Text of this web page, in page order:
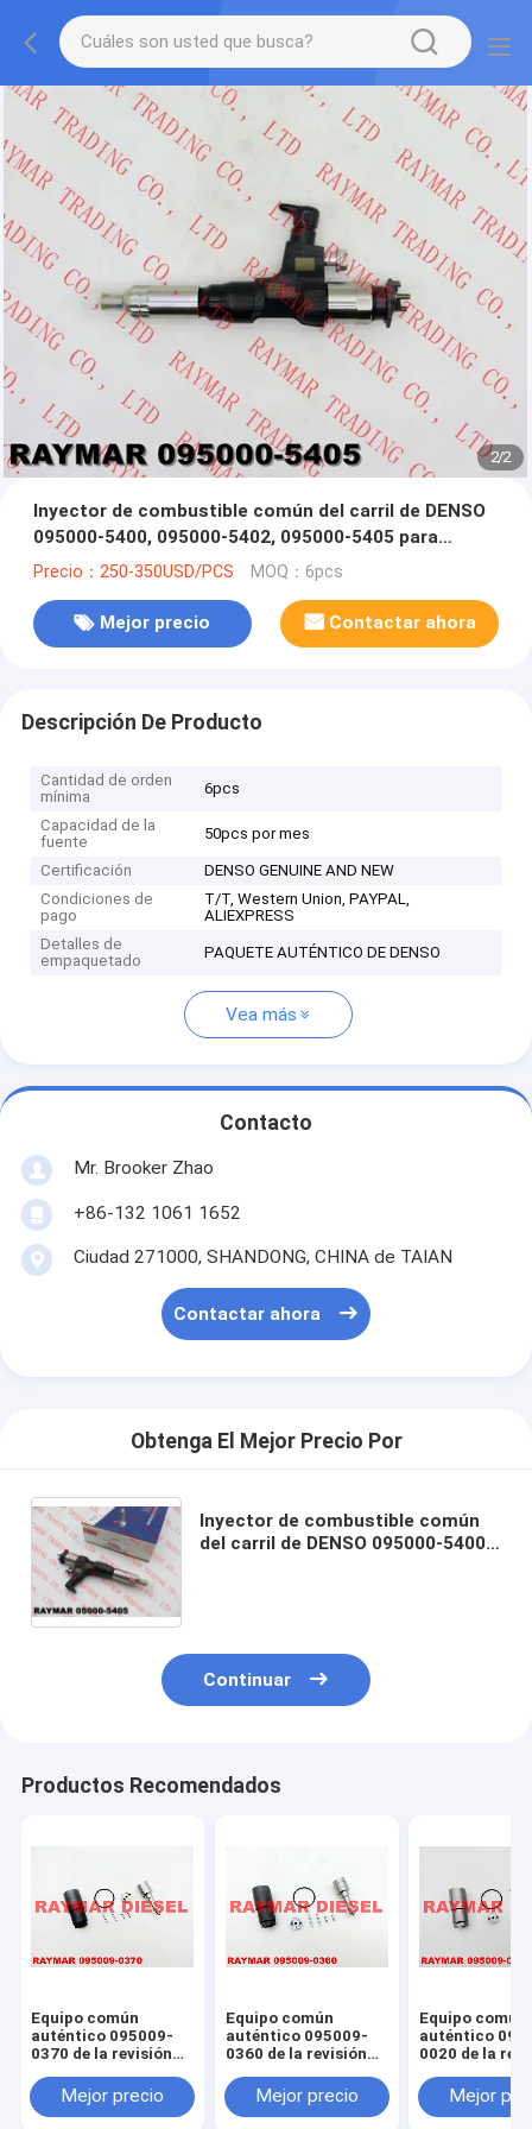
2/2
Inyector de combustible común del carril de DENSO
095000-5400, 095000-5402, 095000-5405 para
TOYOTA S05C, S05D 23670-78051, 23670-78052
Precio：250-350USD/PCS MOQ：6pcs
Mejor precio Contactar ahora
Descripción De Producto
Cantidad de orden
mínima
6pcs
Capacidad de la
fuente
50pcs por mes
Certificación
DENSO GENUINE AND NEW
Condiciones de
pago
T/T, Western Union, PAYPAL,
ALIEXPRESS
Detalles de
empaquetado
PAQUETE AUTÉNTICO DE DENSO
Vea más
Contacto
Mr. Brooker Zhao
+86-132 1061 1652
Ciudad 271000, SHANDONG, CHINA de TAIAN
Contactar ahora
Obtenga El Mejor Precio Por
Inyector de combustible común
del carril de DENSO 095000-5400,
Continuar
Productos Recomendados
Equipo común
auténtico 095009-
0370 de la revisión
combustible del
carril de DENSO para
Mejor precio
Equipo común
auténtico 095009-
0360 de la revisión
combustible del
carril de DENSO para
Mejor precio
Equipo común
auténtico
0020 de la
carril de
095000-7761,
Mejor